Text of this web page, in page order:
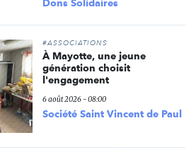
Dons Solidaires
#ASSOCIATIONS
À Mayotte, une jeune
génération choisit
l'engagement
6 août 2026 - 08:00
Société Saint Vincent de Paul